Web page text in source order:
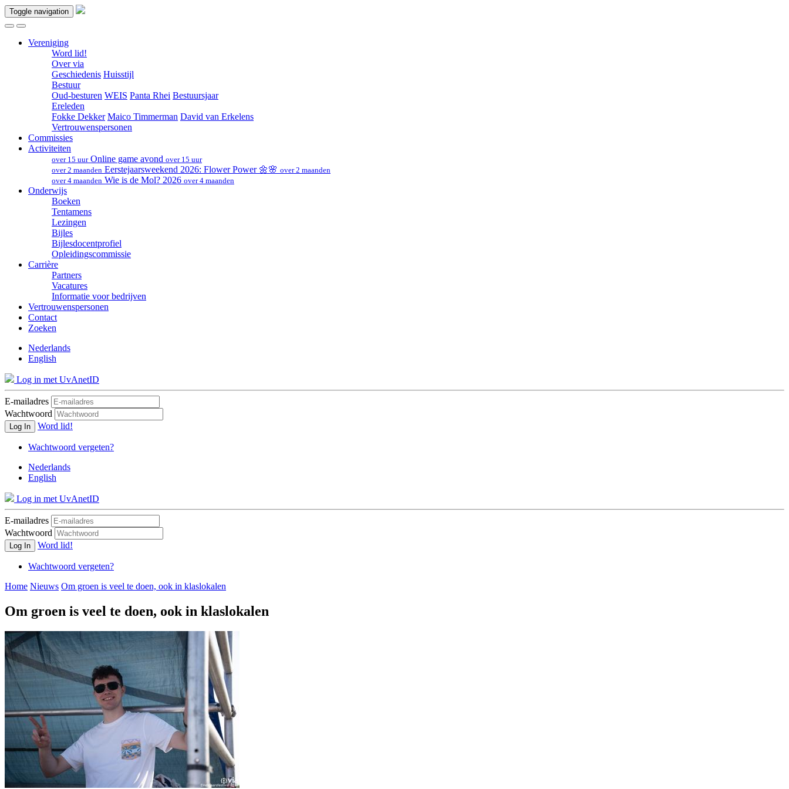
Toggle navigation
Vereniging
Word lid!
Over via
Geschiedenis Huisstijl
Bestuur
Oud-besturen WEIS Panta Rhei Bestuursjaar
Ereleden
Fokke Dekker Maico Timmerman David van Erkelens
Vertrouwenspersonen
Commissies
Activiteiten
over 15 uurOnline game avond over 15 uur
over 2 maanden Eerstejaarsweekend 2026: Flower Power 🌼🌸 over 2 maanden
over 4 maanden Wie is de Mol? 2026 over 4 maanden
Onderwijs
Boeken
Tentamens
Lezingen
Bijles
Bijlesdocentprofiel
Opleidingscommissie
Carrière
Partners
Vacatures
Informatie voor bedrijven
Vertrouwenspersonen
Contact
Zoeken
Nederlands
English
Log in met UvAnetID
E-mailadres
Wachtwoord
Log In Word lid!
Wachtwoord vergeten?
Nederlands
English
Log in met UvAnetID
E-mailadres
Wachtwoord
Log In Word lid!
Wachtwoord vergeten?
Home Nieuws Om groen is veel te doen, ook in klaslokalen
Om groen is veel te doen, ook in klaslokalen